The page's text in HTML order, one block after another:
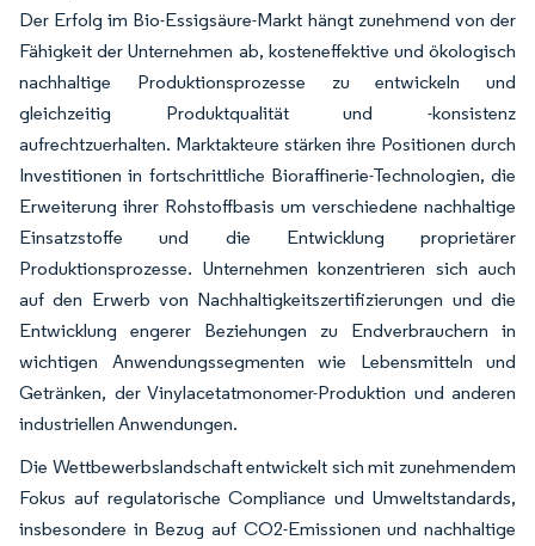
Der Erfolg im Bio-Essigsäure-Markt hängt zunehmend von der
Fähigkeit der Unternehmen ab, kosteneffektive und ökologisch
nachhaltige Produktionsprozesse zu entwickeln und
gleichzeitig Produktqualität und -konsistenz
aufrechtzuerhalten. Marktakteure stärken ihre Positionen durch
Investitionen in fortschrittliche Bioraffinerie-Technologien, die
Erweiterung ihrer Rohstoffbasis um verschiedene nachhaltige
Einsatzstoffe und die Entwicklung proprietärer
Produktionsprozesse. Unternehmen konzentrieren sich auch
auf den Erwerb von Nachhaltigkeitszertifizierungen und die
Entwicklung engerer Beziehungen zu Endverbrauchern in
wichtigen Anwendungssegmenten wie Lebensmitteln und
Getränken, der Vinylacetatmonomer-Produktion und anderen
industriellen Anwendungen.
Die Wettbewerbslandschaft entwickelt sich mit zunehmendem
Fokus auf regulatorische Compliance und Umweltstandards,
insbesondere in Bezug auf CO2-Emissionen und nachhaltige